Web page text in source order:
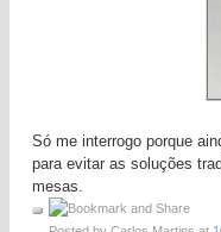
Só me interrogo porque
para evitar as soluções
mesas.